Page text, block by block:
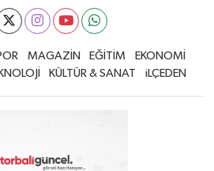
MAGAZİN EĞİTİM
EKONOMİ
KÜLTÜR & SANAT iLÇEDEN